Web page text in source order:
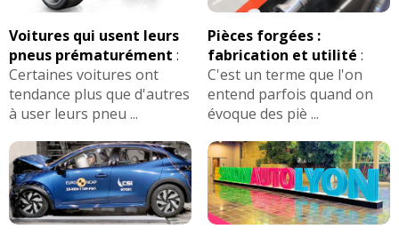
Voitures qui usent leurs
pneus prématurément :
Certaines voitures ont
tendance plus que d'autres
à user leurs pneu ...
Pièces forgées :
fabrication et utilité :
C'est un terme que l'on
entend parfois quand on
évoque des piè ...